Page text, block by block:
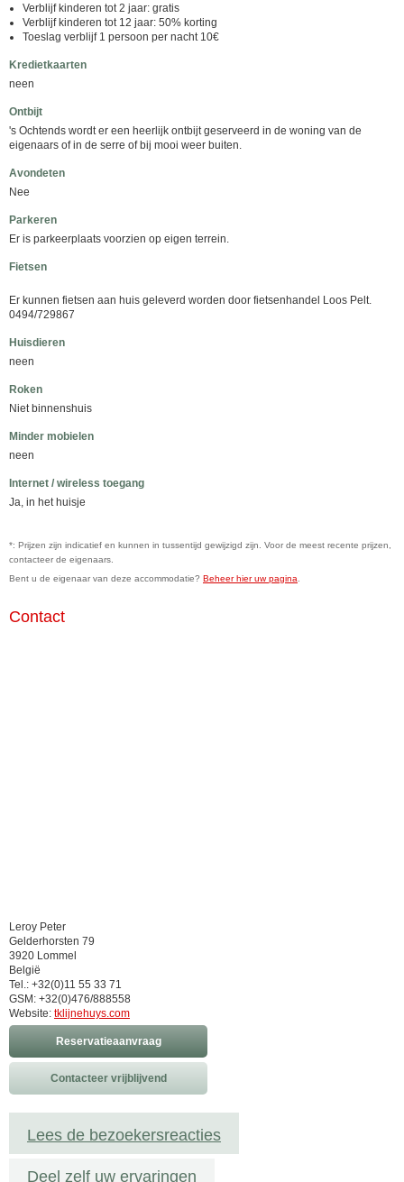
Verblijf kinderen tot 2 jaar: gratis
Verblijf kinderen tot 12 jaar: 50% korting
Toeslag verblijf 1 persoon per nacht 10€
Kredietkaarten
neen
Ontbijt
's Ochtends wordt er een heerlijk ontbijt geserveerd in de woning van de
eigenaars of in de serre of bij mooi weer buiten.
Avondeten
Nee
Parkeren
Er is parkeerplaats voorzien op eigen terrein.
Fietsen
Er kunnen fietsen aan huis geleverd worden door fietsenhandel Loos Pelt.
0494/729867
Huisdieren
neen
Roken
Niet binnenshuis
Minder mobielen
neen
Internet / wireless toegang
Ja, in het huisje
*: Prijzen zijn indicatief en kunnen in tussentijd gewijzigd zijn. Voor de meest recente prijzen,
contacteer de eigenaars.
Bent u de eigenaar van deze accommodatie? Beheer hier uw pagina
Contact
Leroy Peter
Gelderhorsten 79
3920 Lommel
België
Tel.: +32(0)11 55 33 71
GSM: +32(0)476/888558
Website: tklijnehuys.com
Reservatieaanvraag
Contacteer vrijblijvend
Lees de bezoekersreacties
Deel zelf uw ervaringen